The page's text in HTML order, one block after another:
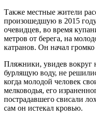
Также местные жители
произошедшую в 2015
очевидцев, во время
метров от берега, на
катранов. Он начал
Пляжники, увидев вокруг
бурлящую воду, не
когда молодой человек
мелководья, его
пострадавшего свисали
сам он истекал кровью.